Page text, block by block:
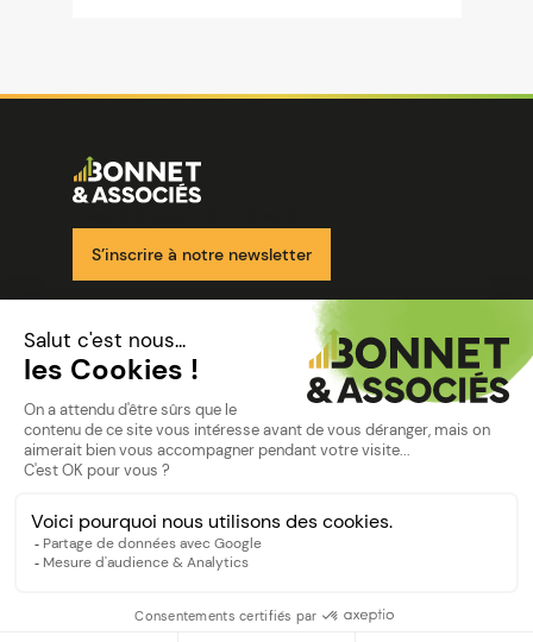
Image
S’inscrire à notre newsletter
Nos solutions
Nos cabinets
Mon espace client
Politique de confidentialité
©Bonnet2023